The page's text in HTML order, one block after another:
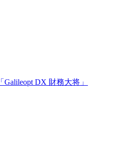
「Galileopt DX 財務大将」